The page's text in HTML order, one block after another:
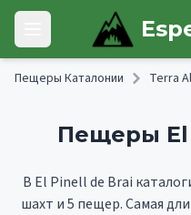
Skip to main content
Open main menu
Пещеры Каталонии Terra
Пещеры El
В El Pinell de Brai
шахт и 5 пещер.Самая